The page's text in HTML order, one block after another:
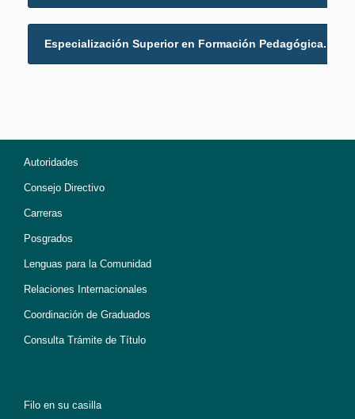
Especialización Superior en Formación Pedagógica.
Autoridades
Consejo Directivo
Carreras
Posgrados
Lenguas para la Comunidad
Relaciones Internacionales
Coordinación de Graduados
Consulta Trámite de Título
Filo en su casilla